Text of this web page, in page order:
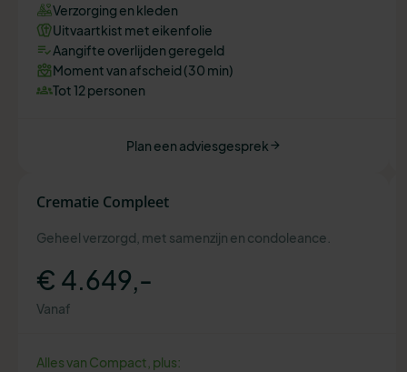
Verzorging en kleden
Uitvaartkist met eikenfolie
Aangifte overlijden geregeld
Moment van afscheid (30 min)
Tot 12 personen
Plan een adviesgesprek
Crematie Compleet
Geheel verzorgd, met samenzijn en condoleance.
€ 4.649,-
Vanaf
Alles van Compact, plus: